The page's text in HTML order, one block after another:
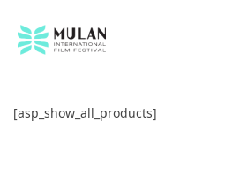
[asp_show_all_products]